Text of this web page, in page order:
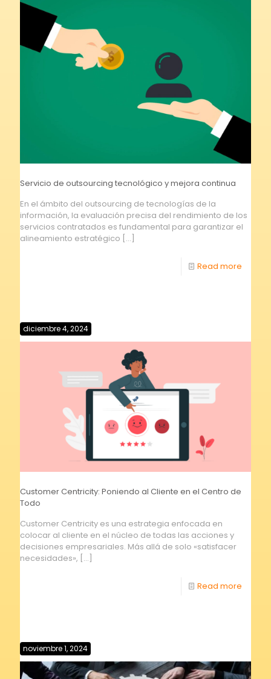
Servicio de outsourcing tecnológico y mejora continua
En el ámbito del outsourcing de tecnologías de la
información, la evaluación precisa del rendimiento de los
servicios contratados es fundamental para garantizar el
alineamiento estratégico […]
Read more
diciembre 4, 2024
Customer Centricity: Poniendo al Cliente en el Centro de
Todo
Customer Centricity es una estrategia enfocada en
colocar al cliente en el núcleo de todas las acciones y
decisiones empresariales. Más allá de solo «satisfacer
necesidades», […]
Read more
noviembre 1, 2024